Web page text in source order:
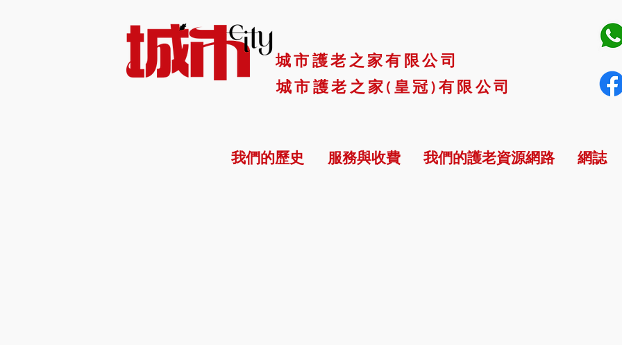
城市護老之家有限公司
城市護老之家(皇冠)有限公司
我們的歷史 服務與收費 我們的護老資源網路 網誌